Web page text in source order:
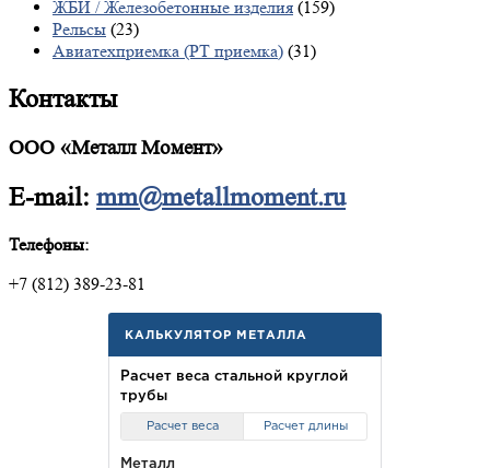
ЖБИ / Железобетонные изделия (159)
Рельсы (23)
Авиатехприемка (РТ приемка) (31)
Контакты
ООО «Металл Момент»
E-mail: mm@metallmoment.ru
Телефоны:
+7 (812) 389-23-81